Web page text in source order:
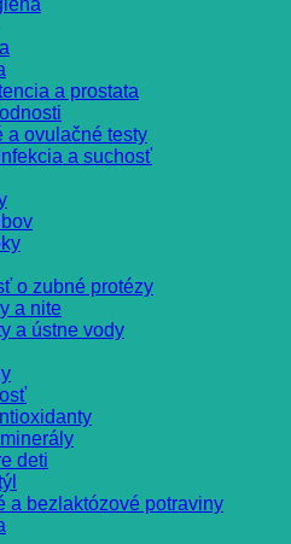
a prostata
a ovulačné testy
a suchosť
o zubné protézy
a nite
a ústne vody
deti
a bezlaktózové potraviny